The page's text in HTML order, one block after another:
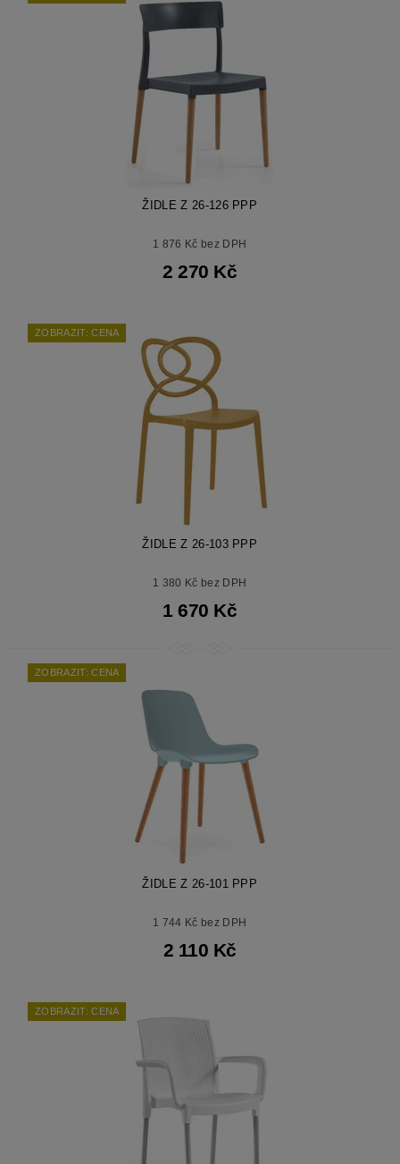
ŽIDLE Z 26-126 PPP
1 876 Kč bez DPH
2 270 Kč
ZOBRAZIT: CENA
ŽIDLE Z 26-103 PPP
1 380 Kč bez DPH
1 670 Kč
ZOBRAZIT: CENA
ŽIDLE Z 26-101 PPP
1 744 Kč bez DPH
2 110 Kč
ZOBRAZIT: CENA